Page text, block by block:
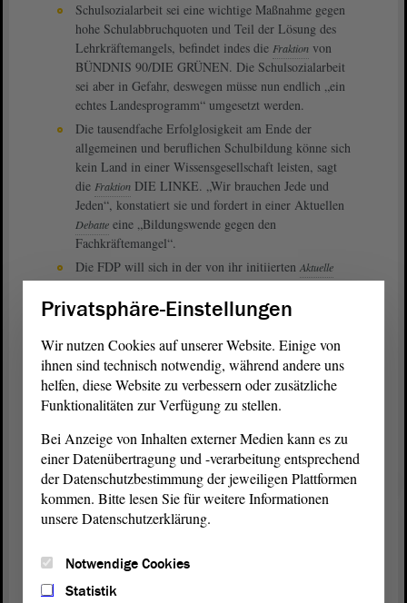
Schulsozialarbeit sei eine wichtige Maßnahme gegen
hohe Schulabbruchquoten und Teil der Lösung des
Lehrkräftemangels, befindet indes die Fraktion von
BÜNDNIS 90/DIE GRÜNEN. Die Schulsozialarbeit
sei aber in Gefahr, deswegen müsse nun endlich „ein
echtes Landesprogramm“ umgesetzt werden.
Die tausendfache Erfolglosigkeit am Ende der
allgemeinen und beruflichen Schulbildung könne sich
kein Land in einer Wissensgesellschaft leisten, sagt
die Fraktion DIE LINKE. „Wir brauchen Jede und
Jeden“, konstatiert sie und fordert in einer Aktuellen
Debatte eine „Bildungswende gegen den
Fachkräftemangel“.
Die FDP will sich in der von ihr initiierten Aktuelle
über das Thema „Chancen der grünen
Biotechnologie für die Nahrungsmittelproduktion
und den Forschungsstandort Sachsen-Anhalt nutzen“
austauschen.
Die Sitzungen des Parlaments am 7. und 8. September 2023
beginnen jeweils um 9.30 Uhr und können wie gewohnt im
Alle Redebeiträge und Drucksachen finden Sie in Videoarchiv bzw.
in der
Parlamentsdokumentation(PADOKA).
Informationen und Drucksachen
548.78 KB)
Privatsphäre-Einstellungen
Wir nutzen Cookies auf unserer Website. Einige von
ihnen sind technisch notwendig, während andere uns
helfen, diese Website zu verbessern oder zusätzliche
Funktionalitäten zur Verfügung zu stellen.
Bei Anzeige von Inhalten externer Medien kann es zu
einer Datenübertragung und -verarbeitung entsprechend
der Datenschutzbestimmung der jeweiligen Plattformen
kommen. Bitte lesen Sie für weitere Informationen
unsere Datenschutzerklärung.
Notwendige Cookies
Statistik